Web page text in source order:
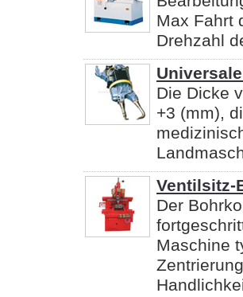
Max Fahrt
Drehzahl
Die Dicke
+3 (mm),
Ventilsitz-
Der
Maschine